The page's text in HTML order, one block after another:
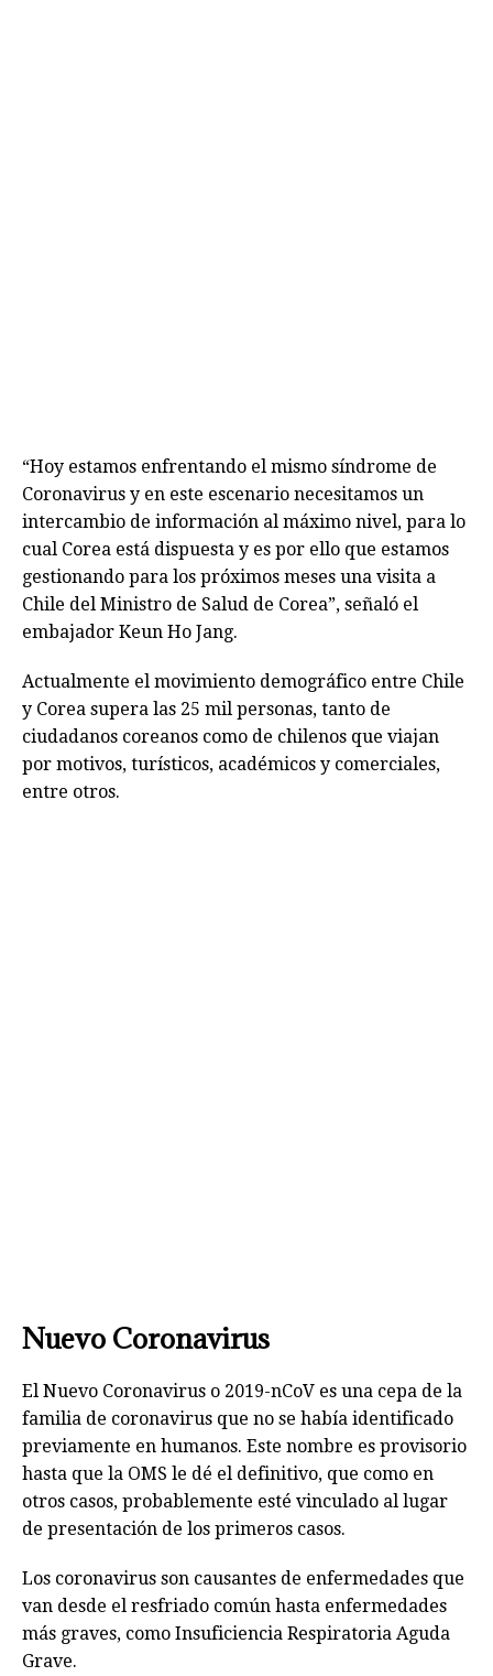
“Hoy estamos enfrentando el mismo síndrome de
Coronavirus y en este escenario necesitamos un
intercambio de información al máximo nivel, para lo
cual Corea está dispuesta y es por ello que estamos
gestionando para los próximos meses una visita a
Chile del Ministro de Salud de Corea”, señaló el
embajador Keun Ho Jang.
Actualmente el movimiento demográfico entre Chile
y Corea supera las 25 mil personas, tanto de
ciudadanos coreanos como de chilenos que viajan
por motivos, turísticos, académicos y comerciales,
entre otros.
Nuevo Coronavirus
El Nuevo Coronavirus o 2019-nCoV es una cepa de la
familia de coronavirus que no se había identificado
previamente en humanos. Este nombre es provisorio
hasta que la OMS le dé el definitivo, que como en
otros casos, probablemente esté vinculado al lugar
de presentación de los primeros casos.
Los coronavirus son causantes de enfermedades que
van desde el resfriado común hasta enfermedades
más graves, como Insuficiencia Respiratoria Aguda
Grave.